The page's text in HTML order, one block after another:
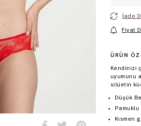
İade
Fiyat
ÜRÜN
Kendinizi
uyumunu
silüetin
Düşük
Pamuklu
Kısmen